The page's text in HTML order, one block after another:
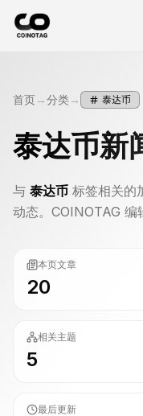
首页→分类→ 泰达币
泰达币新
与 泰达币 标签相关的
动态。COINOTAG 编
本页文章
20
相关主题
5
最后更新